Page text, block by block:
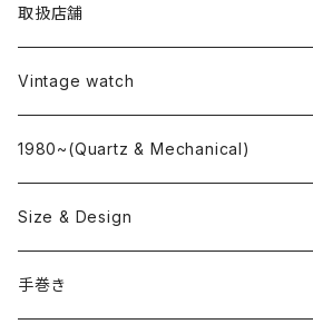
取扱店舗
L o'clock
"delve"
Vintage watch
海外ブランド
OMEGA
ROLEX
国産ブランド
SEIKO
1980~(Quartz & Mechanical)
Size & Design
~24.9mm
手巻き